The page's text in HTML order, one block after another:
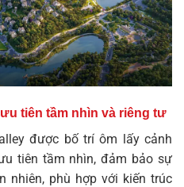
tiên tầm nhìn và riêng tư
được bố trí ôm lấy cảnh
tiên tầm nhìn, đảm bảo sự
nhiên, phù hợp với kiến trúc